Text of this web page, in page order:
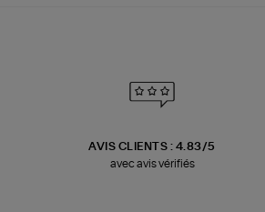
AVIS CLIENTS : 4.83/5
avec avis vérifiés